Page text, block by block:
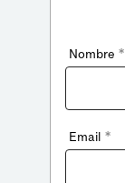
Nombre *
Email *